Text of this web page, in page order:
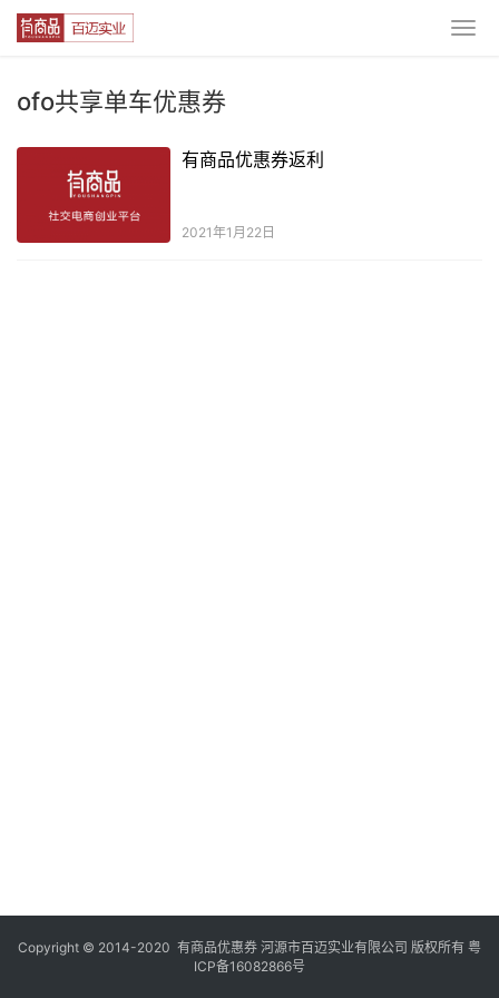
ofo共享单车优惠券
有商品优惠券返利
2021年1月22日
Copyright © 2014-2020 有商品优惠券 河源市百迈实业有限公司 版权所有 粤
ICP备16082866号